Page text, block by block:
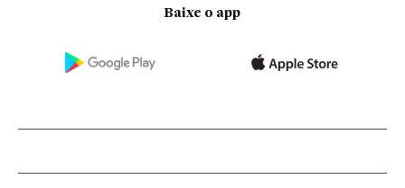
Baixe o app